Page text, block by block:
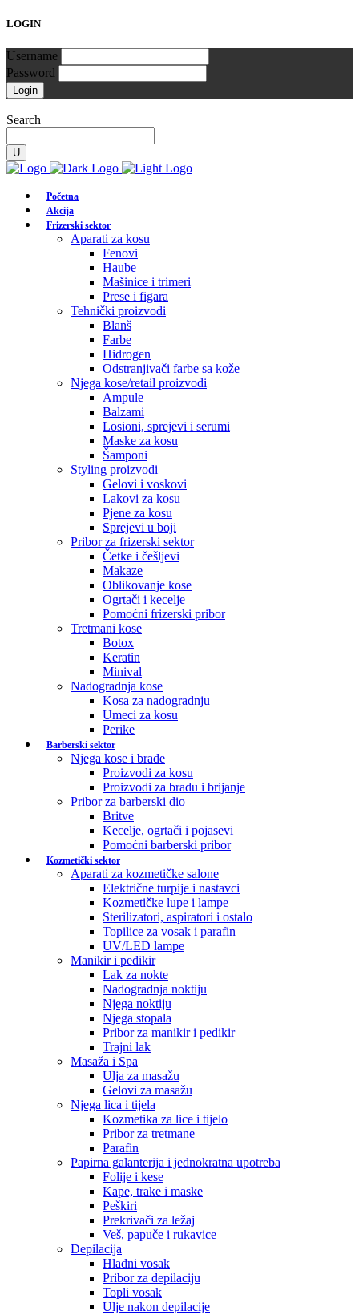
LOGIN
Username
Password
Search
Početna
Akcija
Frizerski sektor
Aparati za kosu
Fenovi
Haube
Mašinice i trimeri
Prese i figara
Tehnički proizvodi
Blanš
Farbe
Hidrogen
Odstranjivači farbe sa kože
Njega kose/retail proizvodi
Ampule
Balzami
Losioni, sprejevi i serumi
Maske za kosu
Šamponi
Styling proizvodi
Gelovi i voskovi
Lakovi za kosu
Pjene za kosu
Sprejevi u boji
Pribor za frizerski sektor
Četke i češljevi
Makaze
Oblikovanje kose
Ogrtači i kecelje
Pomoćni frizerski pribor
Tretmani kose
Botox
Keratin
Minival
Nadogradnja kose
Kosa za nadogradnju
Umeci za kosu
Perike
Barberski sektor
Njega kose i brade
Proizvodi za kosu
Proizvodi za bradu i brijanje
Pribor za barberski dio
Britve
Kecelje, ogrtači i pojasevi
Pomoćni barberski pribor
Kozmetički sektor
Aparati za kozmetičke salone
Električne turpije i nastavci
Kozmetičke lupe i lampe
Sterilizatori, aspiratori i ostalo
Topilice za vosak i parafin
UV/LED lampe
Manikir i pedikir
Lak za nokte
Nadogradnja noktiju
Njega noktiju
Njega stopala
Pribor za manikir i pedikir
Trajni lak
Masaža i Spa
Ulja za masažu
Gelovi za masažu
Njega lica i tijela
Kozmetika za lice i tijelo
Pribor za tretmane
Parafin
Papirna galanterija i jednokratna upotreba
Folije i kese
Kape, trake i maske
Peškiri
Prekrivači za ležaj
Veš, papuče i rukavice
Depilacija
Hladni vosak
Pribor za depilaciju
Topli vosak
Ulje nakon depilacije